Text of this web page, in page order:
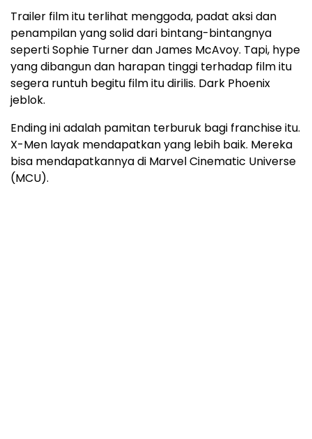
Trailer film itu terlihat menggoda, padat aksi dan
penampilan yang solid dari bintang-bintangnya
seperti Sophie Turner dan James McAvoy. Tapi, hype
yang dibangun dan harapan tinggi terhadap film itu
segera runtuh begitu film itu dirilis. Dark Phoenix
jeblok.
Ending ini adalah pamitan terburuk bagi franchise itu.
X-Men layak mendapatkan yang lebih baik. Mereka
bisa mendapatkannya di Marvel Cinematic Universe
(MCU).